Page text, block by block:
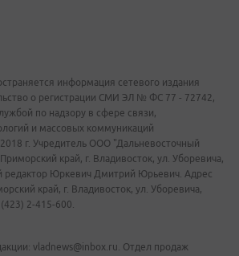
информация сетевого издания
о регистрации СМИ ЭЛ № ФС 77 - 72742,
по надзору в сфере связи,
и массовых коммуникаций
г. Учредитель ООО "Дальневосточный
край, г. Владивосток, ул. Уборевича,
редактор Юркевич Дмитрий Юрьевич. Адрес
край, г. Владивосток, ул. Уборевича,
2-415-600.
vladnews@inbox.ru. Отдел продаж